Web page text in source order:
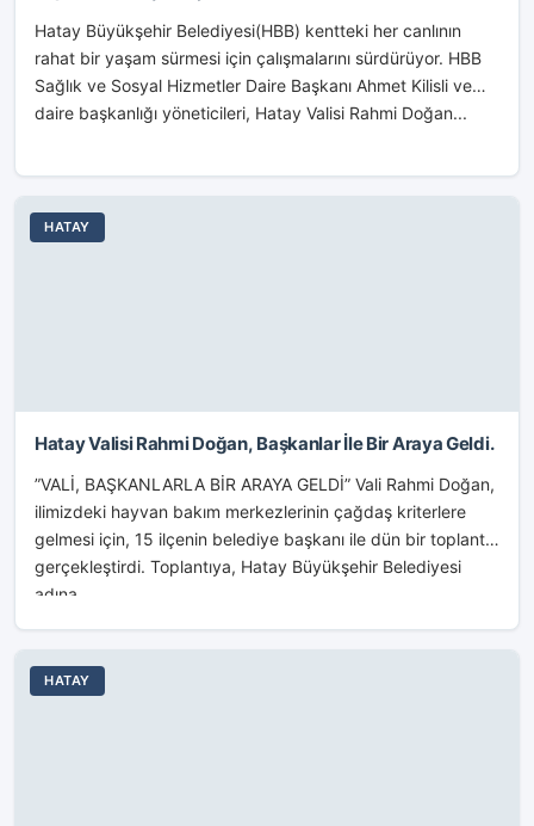
Hatay Büyükşehir Belediyesi(HBB) kentteki her canlının
rahat bir yaşam sürmesi için çalışmalarını sürdürüyor. HBB
Sağlık ve Sosyal Hizmetler Daire Başkanı Ahmet Kilisli ve
daire başkanlığı yöneticileri, Hatay Valisi Rahmi Doğan...
HATAY
Hatay Valisi Rahmi Doğan, Başkanlar İle Bir Araya Geldi.
”VALİ, BAŞKANLARLA BİR ARAYA GELDİ” Vali Rahmi Doğan,
ilimizdeki hayvan bakım merkezlerinin çağdaş kriterlere
gelmesi için, 15 ilçenin belediye başkanı ile dün bir toplantı
gerçekleştirdi. Toplantıya, Hatay Büyükşehir Belediyesi
adına,...
HATAY